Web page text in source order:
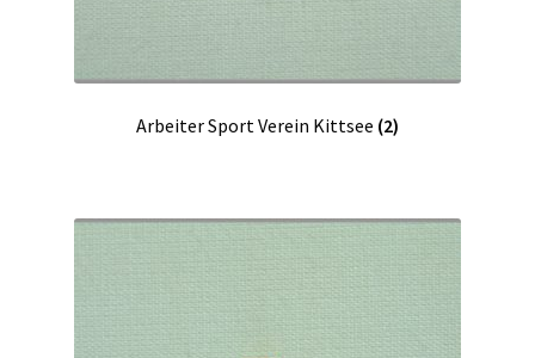
Arbeiter Sport Verein Kittsee (2)